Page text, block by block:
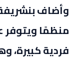
وأضاف
منظمًا ويتوفر
فردية كبيرة،